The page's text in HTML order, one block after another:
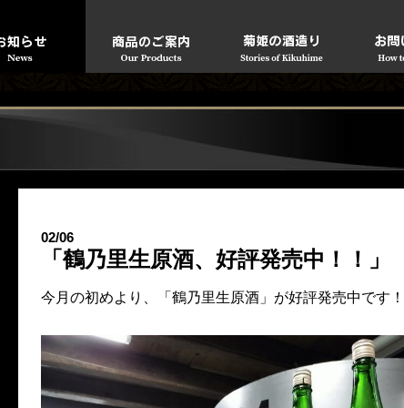
02/06
「鶴乃里生原酒、好評発売中！！」
今月の初めより、「鶴乃里生原酒」が好評発売中です